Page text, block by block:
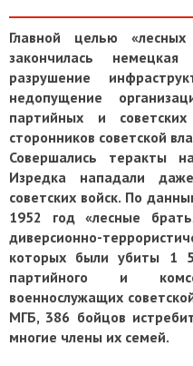
Главной целью
закончилась
разрушение
недопущение
партийных и
сторонников советской
Совершались теракты
Изредка нападали
советских войск. По
1952 год «лесные
диверсионно-
которых были убиты 1
партийного и
военнослужащих
МГБ, 386 бойцов
многие члены их семей.